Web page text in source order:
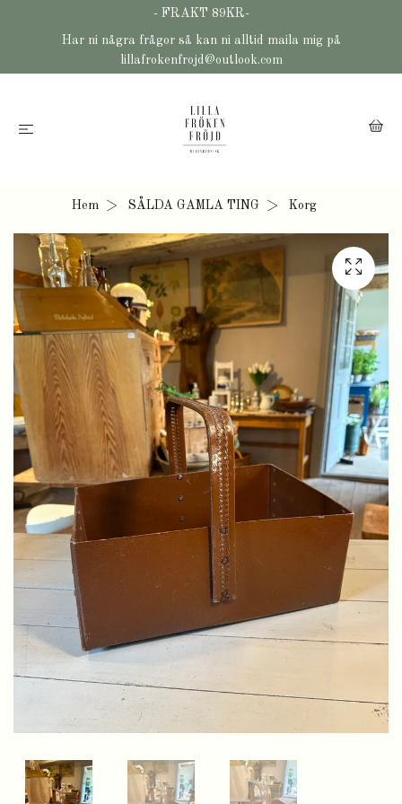
- FRAKT 89KR-
Har ni några frågor så kan ni alltid maila mig på
lillafrokenfrojd@outlook.com
Hem SÅLDA GAMLA TING Korg